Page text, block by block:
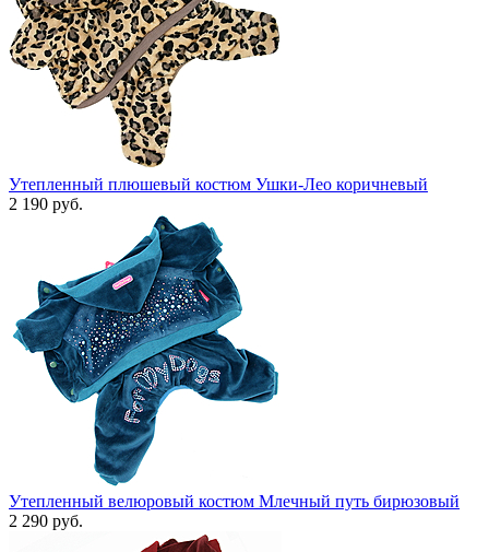
Утепленный плюшевый костюм Ушки-Лео коричневый
2 190 руб.
Утепленный велюровый костюм Млечный путь бирюзовый
2 290 руб.